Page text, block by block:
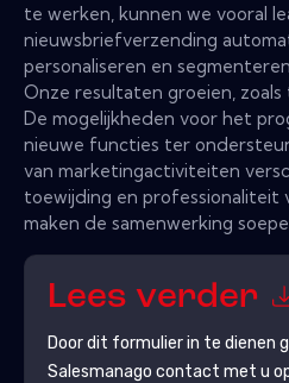
te werken, kunnen we vooral
nieuwsbriefverzending
personaliseren en segmenteren.
Onze resultaten groeien,
De mogelijkheden voor het
nieuwe functies ter
van marketingactiviteiten
toewijding en professionaliteit
maken de samenwerking
Lees verder
Door dit formulier in te dienen
Salesmanago contact met u